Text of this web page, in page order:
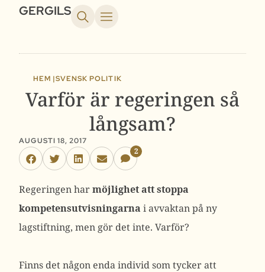
GERGILS
HEM |SVENSK POLITIK
Varför är regeringen så
långsam?
AUGUSTI 18, 2017
2
Regeringen harmöjlighetatt stoppa
kompetensutvisningarna i avvaktan på ny
lagstiftning, men gör det inte. Varför?
Finns det någon enda individ som tycker att